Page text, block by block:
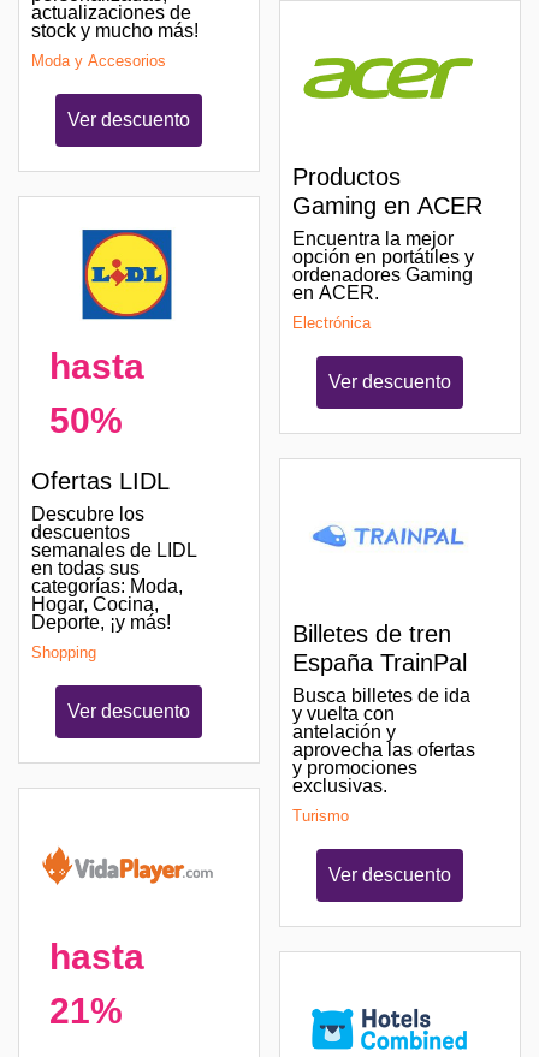
actualizaciones de
stock y mucho más!
Moda y Accesorios
Ver descuento
hasta
50%
Ofertas LIDL
Descubre los
descuentos
semanales de LIDL
en todas sus
categorías: Moda,
Hogar, Cocina,
Deporte, ¡y más!
Shopping
Ver descuento
hasta
21%
Productos
Gaming en ACER
Encuentra la mejor
opción en portátiles y
ordenadores Gaming
en ACER.
Electrónica
Ver descuento
Billetes de tren
España TrainPal
Busca billetes de ida
y vuelta con
antelación y
aprovecha las ofertas
y promociones
exclusivas.
Turismo
Ver descuento